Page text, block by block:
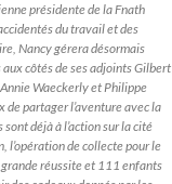
présidente de la Fnath
du travail et des
Nancy gérera désormais
aux côtés de ses adjoints Gilbert
Waeckerly et Philippe
partager l’aventure avec la
déjà à l’action sur la cité
de collecte pour le
réussite et 111 enfants